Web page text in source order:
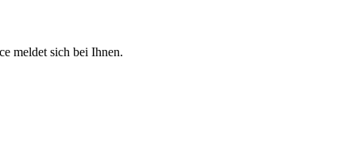
meldet sich bei Ihnen.